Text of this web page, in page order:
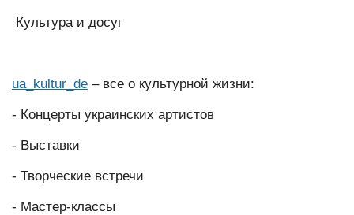
Культура и досуг
ua_kultur_de – все о культурной жизни:
- Концерты украинских артистов
- Выставки
- Творческие встречи
- Мастер-классы